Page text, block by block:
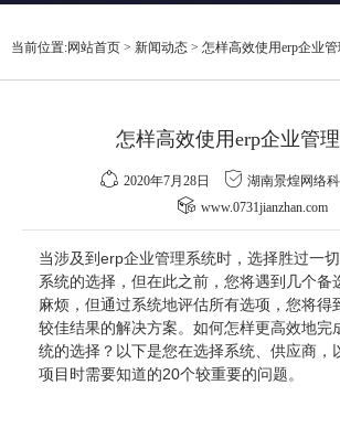
关于我们
当前位置:网站首页 > 新闻动态 > 怎样高效使用erp企业
怎样高效使用erp企业管
2020年7月28日
湖南景煌网络
www.0731jianzhan.com
当涉及到erp企业管理系统时，选择胜过一
系统的选择，但在此之前，您将遇到几个备
麻烦，但通过系统地评估所有选项，您将得
较佳结果的解决方案。如何怎样更高效地完
统的选择？以下是您在选择系统、供应商，
项目时需要知道的20个较重要的问题。